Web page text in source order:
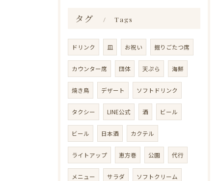
タグ Tags
ドリンク 皿 お祝い 掘りごたつ席
カウンター席 団体 天ぷら 海鮮
焼き鳥 デザート ソフトドリンク
タクシー LINE公式 酒 ビール
ビール 日本酒 カクテル
ライトアップ 恵方巻 公園 代行
メニュー サラダ ソフトクリーム